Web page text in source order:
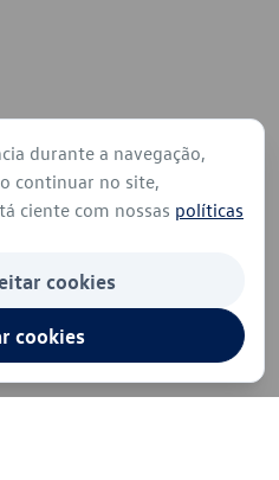
durante a navegação,
continuar no site,
ciente com nossas políticas
cookies
cookies